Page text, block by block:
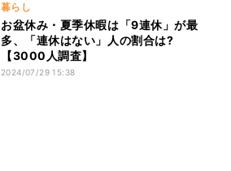
暮らし
お盆休み・夏季休暇は「9連休」が最
多、「連休はない」人の割合は?
【3000人調査】
2024/07/29 15:38